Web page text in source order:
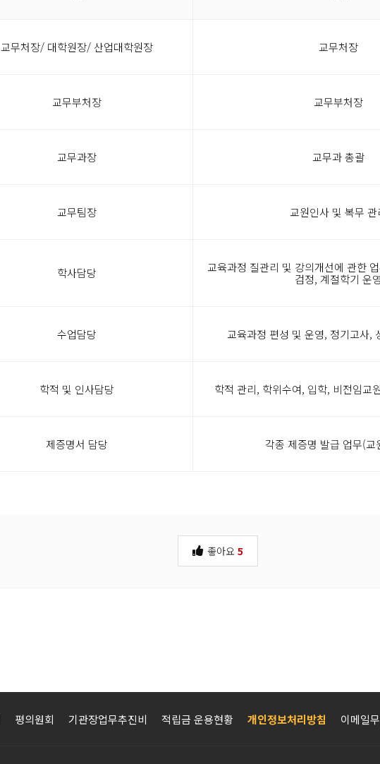
교무처장/ 대학원장/ 산업대학원장 교무처장
교무부처장 교무부처장
교무과장 교무과 총괄
교무팀장 교원인사 및 복무 관
학사담당
교육과정 질관리 및 강의개선에 관한
검정, 계절학기 운
수업담당 교육과정 편성 및 운영, 정기고사,
학적 및 인사담당 학적 관리, 학위수여, 입학, 비전임교
제증명서 담당 각종 제증명 발급 업무(교
좋아요 5
평의원회 기관장업무추진비 적립금 운용현황 개인정보처리방침 이메일